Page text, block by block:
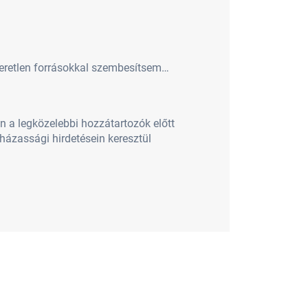
forrásokkal szembesítsem…
a legközelebbi hozzátartozók előtt
hirdetésein keresztül